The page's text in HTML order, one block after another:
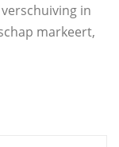
in
markeert,